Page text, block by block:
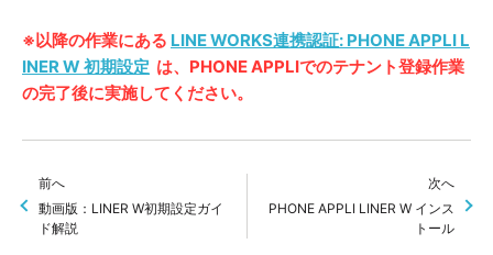
※以降の作業にある LINE WORKS連携認証: PHONE APPLI L
INER W 初期設定 は、PHONE APPLIでのテナント登録作業
の完了後に実施してください。
前へ
動画版：LINER W初期設定ガイ
ド解説
次へ
PHONE APPLI LINER W インス
トール